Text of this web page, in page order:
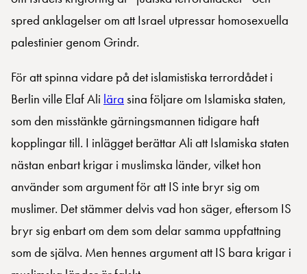
spred anklagelser om att Israel utpressar homosexuella
palestinier genom Grindr.
För att spinna vidare på det islamistiska terrordådet i
Berlin ville Elaf Ali lära sina följare om Islamiska staten,
som den misstänkte gärningsmannen tidigare haft
kopplingar till. I inlägget berättar Ali att Islamiska staten
nästan enbart krigar i muslimska länder, vilket hon
använder som argument för att IS inte bryr sig om
muslimer. Det stämmer delvis vad hon säger, eftersom IS
bryr sig enbart om dem som delar samma uppfattning
som de själva. Men hennes argument att IS bara krigar i